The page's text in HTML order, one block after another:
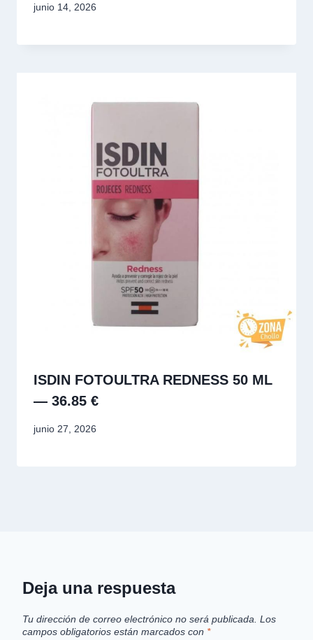
junio 14, 2026
ISDIN FOTOULTRA REDNESS 50 ML
— 36.85 €
junio 27, 2026
Deja una respuesta
Tu dirección de correo electrónico no será publicada. Los
campos obligatorios están marcados con *